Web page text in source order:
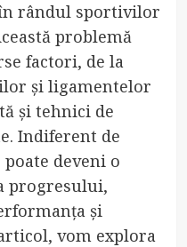
rândul sportivilor
problemă
factori, de la
și ligamentelor
și tehnici de
Indiferent de
deveni o
progresului,
și
vom explora